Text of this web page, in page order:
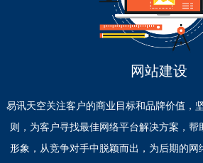
网站建设
易讯天空关注客户的商业目标和品牌价值，
则，为客户寻找最佳网络平台解决方案，
形象，从竞争对手中脱颖而出，为后期的